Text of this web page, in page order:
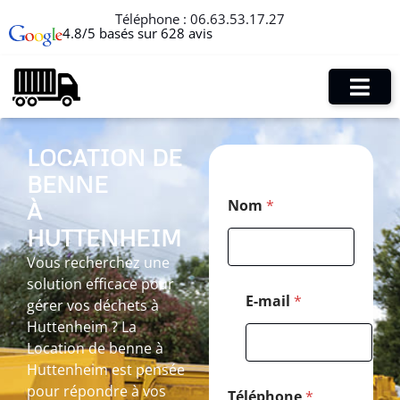
Téléphone : 06.63.53.17.27
4.8/5 basés sur 628 avis
LOCATION DE
BENNE
À
HUTTENHEIM
Vous recherchez une
solution efficace pour
gérer vos déchets à
Huttenheim ? La
Location de benne à
Huttenheim est pensée
pour répondre à vos
Nom *
-
a
E-mail *